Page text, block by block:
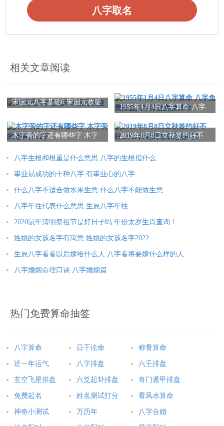
八字取名
相关文章阅读
宋国元八字基础6 宋国元收徒
1955年1月4日八字算命 八字
木字旁的字还有哪些字 木字
2019年8月8日立秋签约好不
八字生根和根重是什么意思 八字的生根指什么
事业易成功的十种八字 有事业心的八字
什么八字不适合做水果生意 什么八字不能做生意
八字年住代表什么意思 生辰八字年柱
2020鼠年清明祭祖节是好日子吗 年份太岁生肖查询！
姓姚的女孩名字有寓意 姓姚的女孩名字2022
生辰八字看看以后嫁给什么人 八字看将要嫁什么样的人
八字婚姻命理口诀 八字婚姻篇
热门免费算命抽签
八字算命 日干论命 称骨算命
近一年运气 八字排盘 六壬排盘
玄空飞星排盘 六爻起卦排盘 奇门遁甲排盘
免费起名 姓名测试打分 看风水算命
神奇小测试 万历年 八字合婚